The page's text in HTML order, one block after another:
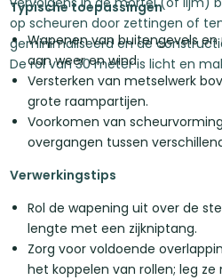
op scheuren door zettingen of
geminimaliseerd en de
De rol van 30 meter is licht en
Typische toepassingen
Wapenen van buitengevels
aan weer en wind.
Versterken van metselwerk
grote raampartijen.
Voorkomen van
overgangen tussen
Verwerkingstips
Rol de wapening uit over de
lengte met een zijkniptang.
Zorg voor voldoende
het koppelen van rollen; leg